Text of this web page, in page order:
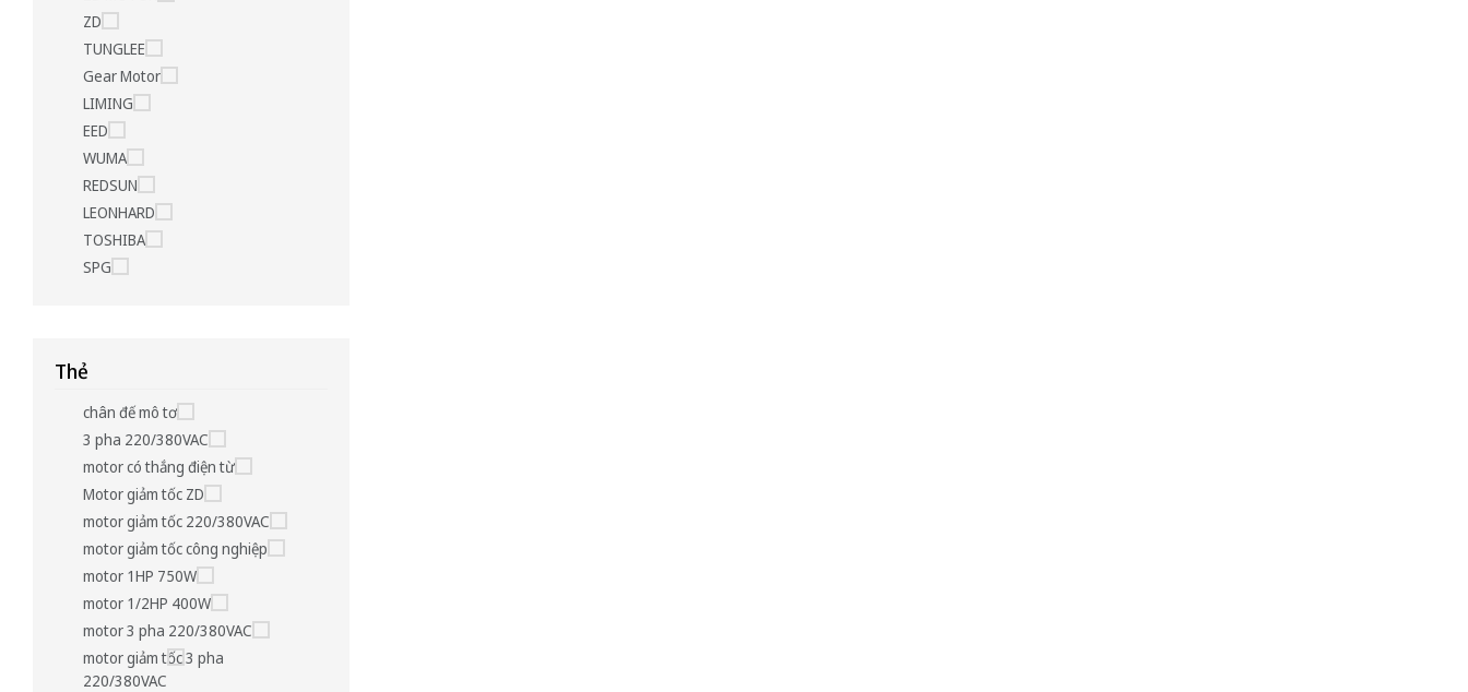
ZD
TUNGLEE
Gear Motor
LIMING
EED
WUMA
REDSUN
LEONHARD
TOSHIBA
SPG
Thẻ
chân đế mô tơ
3 pha 220/380VAC
motor có thắng điện từ
Motor giảm tốc ZD
motor giảm tốc 220/380VAC
motor giảm tốc công nghiệp
motor 1HP 750W
motor 1/2HP 400W
motor 3 pha 220/380VAC
motor giảm tốc 3 pha
220/380VAC